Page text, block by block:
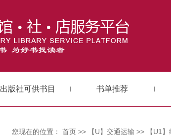
出版社可供书目 书单推荐
您现在的位置： 首页 >> 【U】交通运输 >> 【U1】